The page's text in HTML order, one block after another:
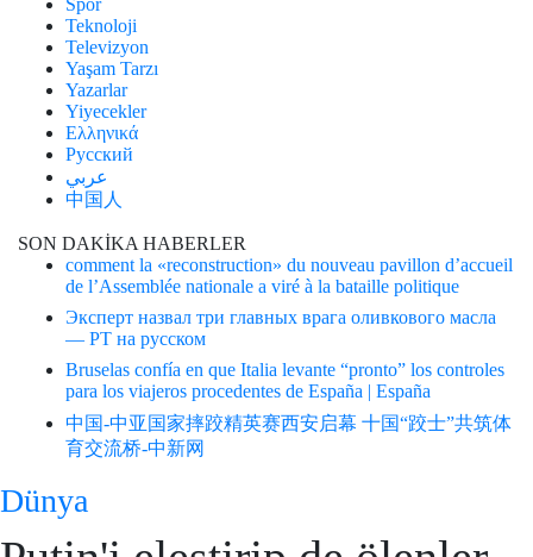
Spor
Teknoloji
Televizyon
Yaşam Tarzı
Yazarlar
Yiyecekler
Ελληνικά
Русский
عربي
中国人
SON DAKİKA HABERLER
comment la «reconstruction» du nouveau pavillon d’accueil
de l’Assemblée nationale a viré à la bataille politique
Эксперт назвал три главных врага оливкового масла
— РТ на русском
Bruselas confía en que Italia levante “pronto” los controles
para los viajeros procedentes de España | España
中国-中亚国家摔跤精英赛西安启幕 十国“跤士”共筑体
育交流桥-中新网
Dünya